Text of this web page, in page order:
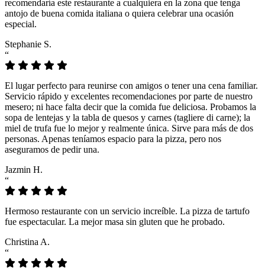
recomendaría este restaurante a cualquiera en la zona que tenga
antojo de buena comida italiana o quiera celebrar una ocasión
especial.
Stephanie S.
“
El lugar perfecto para reunirse con amigos o tener una cena familiar.
Servicio rápido y excelentes recomendaciones por parte de nuestro
mesero; ni hace falta decir que la comida fue deliciosa. Probamos la
sopa de lentejas y la tabla de quesos y carnes (tagliere di carne); la
miel de trufa fue lo mejor y realmente única. Sirve para más de dos
personas. Apenas teníamos espacio para la pizza, pero nos
aseguramos de pedir una.
Jazmin H.
“
Hermoso restaurante con un servicio increíble. La pizza de tartufo
fue espectacular. La mejor masa sin gluten que he probado.
Christina A.
“